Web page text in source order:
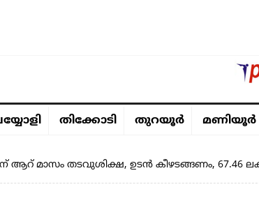
തിക്കോടി തുറയൂര്‍ മണിയൂര്‍
ആറ് മാസം തടവുശിക്ഷ, ഉടൻ കീഴടങ്ങണം, 67.46